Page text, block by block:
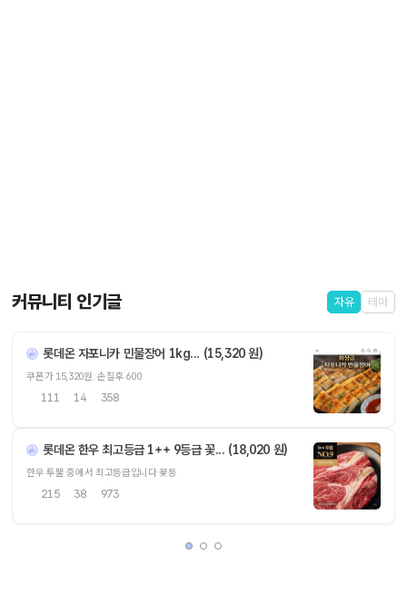
커뮤니티 인기글 자유 테마
롯데온 자포니카 민물장어 1kg... (15,320 원)
쿠폰가 15,320원. 손질후 600
111 14 358
롯데온 한우 최고등급 1++ 9등급 꽃... (18,020 원)
한우 투뿔 중에서 최고등급입니다 꽃등
215 38 973